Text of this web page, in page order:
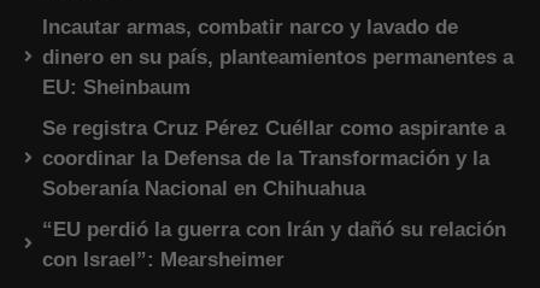
Incautar armas, combatir narco y lavado de
dinero en su país, planteamientos permanentes a
EU: Sheinbaum
Se registra Cruz Pérez Cuéllar como aspirante a
coordinar la Defensa de la Transformación y la
Soberanía Nacional en Chihuahua
“EU perdió la guerra con Irán y dañó su relación
con Israel”: Mearsheimer